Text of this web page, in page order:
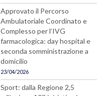
Approvato il Percorso
Ambulatoriale Coordinato e
Complesso per l’IVG
farmacologica: day hospital e
seconda somministrazione a
domicilio
23/04/2026
Sport: dalla Regione 2,5